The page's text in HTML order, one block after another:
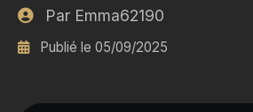
Par Emma62190
Publié le 05/09/2025